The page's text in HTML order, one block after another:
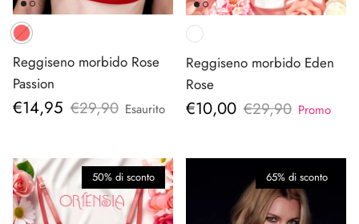
Reggiseno morbido Rose
Passion
Prezzo di vendita
€14,95 Prezzo normale
€29,90 Esaurito
Reggiseno morbido Eden
Rose
Prezzo di vendita
€10,00 Prezzo normale
€29,90 Promo
50% di sconto 65% di sconto